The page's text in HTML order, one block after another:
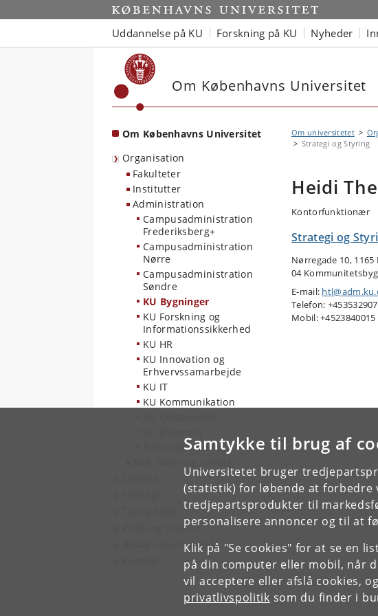
Samtykke til brug af
Universitetet bruger
(statistik) for løbende at forbedre
tredjepartsprodukter til
personalisere annoncer og til at
Klik på "Se cookies" for at se en
på din computer eller mobil, når
vil acceptere eller afslå cookies,
privatlivspolitik som du finder i
Start
Uddannelse på KU Forskning på KU Nyheder
Om Københavns Universitet
Om Københavns Universitet
Organisation
Fakulteter
Institutter
Administration
Campusadministration
Frederiksberg+
Campusadministration
Nørre
Campusadministration
Søndre
KU Bygninger
KU Forskning og
Informationssikkerhed
KU HR
KU Innovation og
Erhvervssamarbejde
KU IT
KU Kommunikation
Rektoratets Stab
Profil og historie
Besøg universitetet
Om universitetet
Strategi og Styring
Heidi
Kontorfunktionær
Strategi og
Nørregade 10,
04
E-mail:
Telefon:
Mobil: +4523840015